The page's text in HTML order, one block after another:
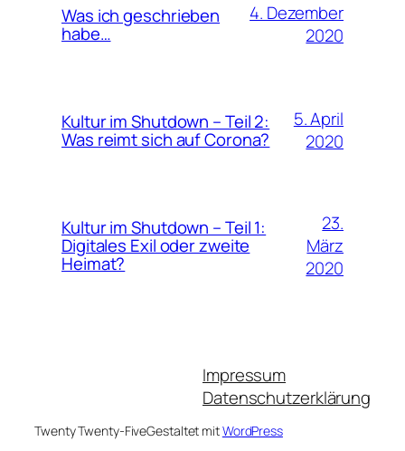
Was ich geschrieben
habe…
4. Dezember
2020
Kultur im Shutdown – Teil 2:
Was reimt sich auf Corona?
5. April
2020
Kultur im Shutdown – Teil 1:
Digitales Exil oder zweite
Heimat?
23.
März
2020
Impressum
Datenschutzerklärung
Twenty Twenty-FiveGestaltet mitWordPress